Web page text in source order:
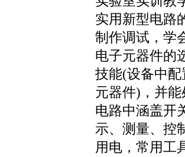
实用新型电路
制作调试，学
电子元器件的
技能(设备中
元器件)，并
电路中涵盖开
示、测量、控
用电，常用工